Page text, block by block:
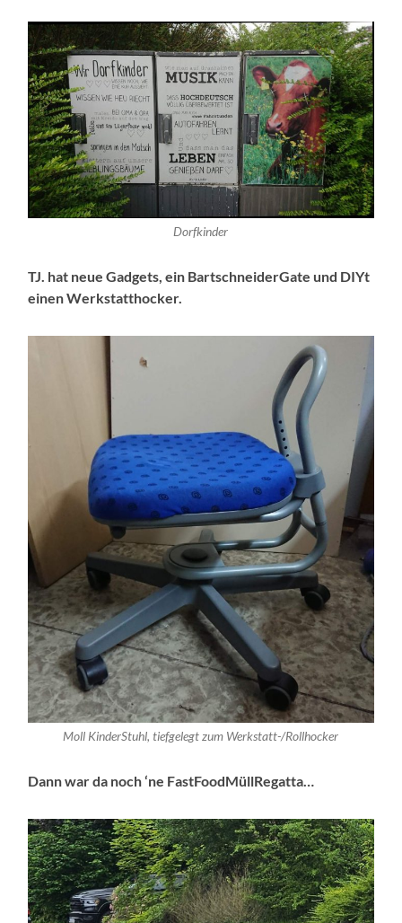
Dorfkinder
TJ. hat neue Gadgets, ein BartschneiderGate und DIYt
einen Werkstatthocker.
Moll KinderStuhl, tiefgelegt zum Werkstatt-/Rollhocker
Dann war da noch ‘ne FastFoodMüllRegatta…